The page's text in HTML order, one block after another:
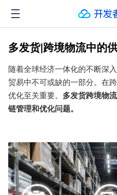
多发货|跨境物流中的
随着全球经济一体化的不断深
贸易中不可或缺的一部分。在
优化至关重要。 多发货跨境物
链管理和优化问题。